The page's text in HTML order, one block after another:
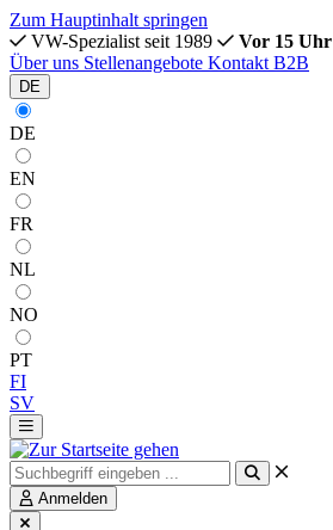
Zum Hauptinhalt springen
VW-Spezialist seit 1989
Vor 15 Uhr
Über uns Stellenangebote Kontakt B2B
DE
DE
EN
FR
NL
NO
PT
FI
SV
Anmelden